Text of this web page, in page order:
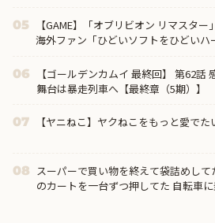
05
【GAME】「オブリビオン リマスタ
海外ファン「ひどいソフトをひどいハ
06
【ゴールデンカムイ 最終回】 第62話
舞台は暴走列車へ【最終章（5期）】
07 【ヤニねこ】ヤクねこをもっと愛でた
08 スーパーで買い物を終えて袋詰めし
のカートを一台ずつ押してた 自転車